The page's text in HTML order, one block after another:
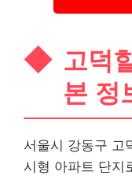
고덕
본 정
서울시 강동구 고
시형 아파트 단지